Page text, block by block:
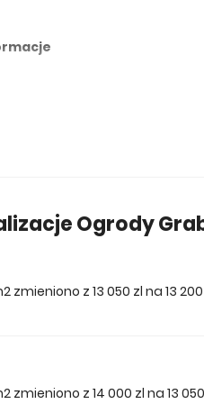
(zależnej od piętra),
2-pokojowe o
zlokalizowane w części
się blisko terenów zielonych,
Ogrody
zmieniono z 13 050 zl na 13
zmieniono z 14 000 zl na 13